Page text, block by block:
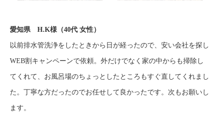
愛知県 H.K様（40代 女性）
以前排水管洗浄をしたときから日が経ったので、安い会社を探し
WEB割キャンペーンで依頼。外だけでなく家の中からも掃除し
てくれて、お風呂場のちょっとしたところもすぐ直してくれまし
た。丁寧な方だったのでお任せして良かったです。次もお願いし
ます。